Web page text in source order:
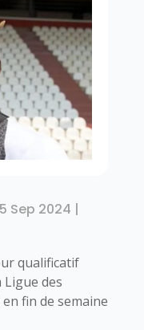
Sep 2024 |
qualificatif
des
fin de semaine